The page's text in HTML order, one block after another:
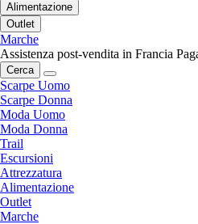
Alimentazione
Outlet
Marche
Assistenza post-vendita in Francia
Cerca
Scarpe Uomo
Scarpe Donna
Moda Uomo
Moda Donna
Trail
Escursioni
Attrezzatura
Alimentazione
Outlet
Marche